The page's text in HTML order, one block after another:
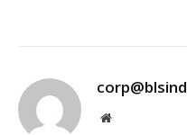
Website